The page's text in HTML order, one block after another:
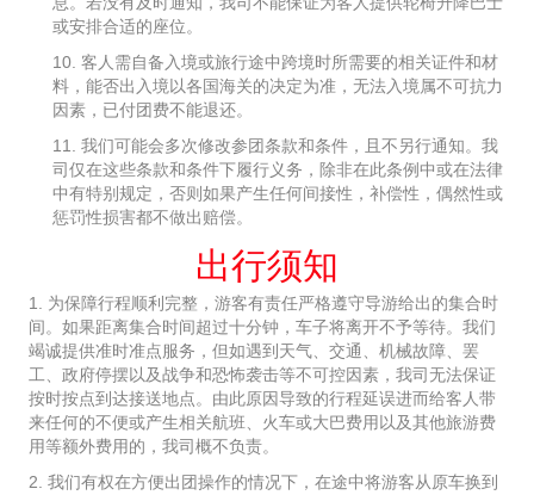
或安排合适的座位。
10. 客人需自备入境或旅行途中跨境时所需要的相关证件和材
料，能否出入境以各国海关的决定为准，无法入境属不可抗力
因素，已付团费不能退还。
11. 我们可能会多次修改参团条款和条件，且不另行通知。我
司仅在这些条款和条件下履行义务，除非在此条例中或在法律
中有特别规定，否则如果产生任何间接性，补偿性，偶然性或
惩罚性损害都不做出赔偿。
出行须知
1. 为保障行程顺利完整，游客有责任严格遵守导游给出的集合时
间。如果距离集合时间超过十分钟，车子将离开不予等待。我们
竭诚提供准时准点服务，但如遇到天气、交通、机械故障、罢
工、政府停摆以及战争和恐怖袭击等不可控因素，我司无法保证
按时按点到达接送地点。由此原因导致的行程延误进而给客人带
来任何的不便或产生相关航班、火车或大巴费用以及其他旅游费
用等额外费用的，我司概不负责。
2. 我们有权在方便出团操作的情况下，在途中将游客从原车换到